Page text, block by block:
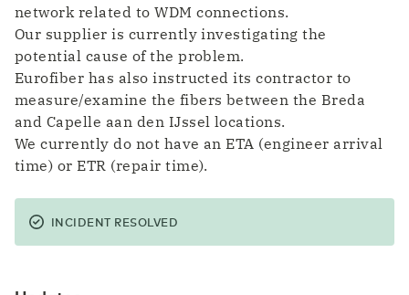
network related to WDM connections.
Our supplier is currently investigating the
potential cause of the problem.
Eurofiber has also instructed its contractor to
measure/examine the fibers between the Breda
and Capelle aan den IJssel locations.
We currently do not have an ETA (engineer arrival
time) or ETR (repair time).
INCIDENT RESOLVED